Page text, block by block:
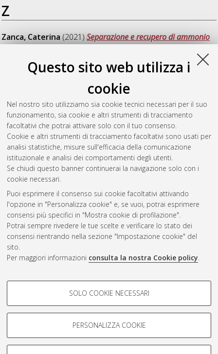
Questo sito web utilizza i
cookie
Nel nostro sito utilizziamo sia cookie tecnici necessari per il suo
funzionamento, sia cookie e altri strumenti di tracciamento
facoltativi che potrai attivare solo con il tuo consenso.
Cookie e altri strumenti di tracciamento facoltativi sono usati per
analisi statistiche, misure sull'efficacia della comunicazione
istituzionale e analisi dei comportamenti degli utenti.
Se chiudi questo banner continuerai la navigazione solo con i
cookie necessari.
Puoi esprimere il consenso sui cookie facoltativi attivando
l'opzione in "Personalizza cookie" e, se vuoi, potrai esprimere
consensi più specifici in "Mostra cookie di profilazione".
Potrai sempre rivedere le tue scelte e verificare lo stato dei
consensi rientrando nella sezione "Impostazione cookie" del
sito.
Per maggiori informazioni consulta la nostra Cookie policy.
COOKIE DI PROFILAZIONE -
Si tratta di cookie utilizzati per analizzare le caratteristiche della
navigazione degli utenti, creare profili in base al loro comportamento
Mostra cookie di profilazione
SOLO COOKIE NECESSARI
PERSONALIZZA COOKIE
Z
Zanca, Caterina (2021)Separazione e recupero di ammonio
da acque reflue municipali: sviluppo di un processo a scambio
[Laurea magistrale], Università di Bologna, Corso di
Studio inIngegneria per l'ambiente e il territorio [LM-DM270]
resilience in water distribution networks.[Laurea magistrale],
Università di Bologna, Corso di Studio in Ingegneria per
l'ambiente e il territorio [LM-DM270]
Questa lista e' stata generata ilThu Aug 6 20:35:30 2026
CEST
Atom
Rss 1.0
Rss 2.0
AMS Laurea
Impostazioni Cookie
Informativa sulla privacy
Condizioni d’uso del sito